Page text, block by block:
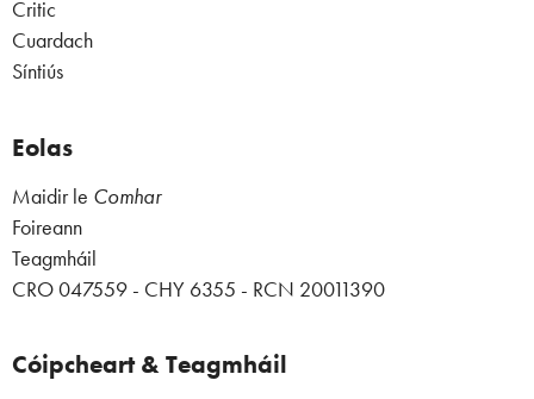
Critic
Cuardach
Síntiús
Eolas
Maidir le Comhar
Foireann
Teagmháil
CRO 047559 - CHY 6355 - RCN 20011390
Cóipcheart & Teagmháil